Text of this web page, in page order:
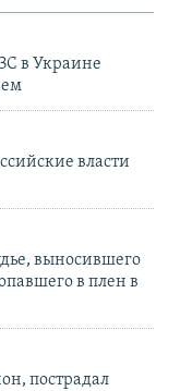
в Украине
власти
выносившего
в плен в
пострадал